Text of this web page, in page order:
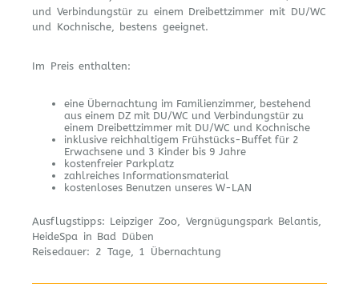
und Verbindungstür zu einem Dreibettzimmer mit DU/WC
und Kochnische, bestens geeignet.
Im Preis enthalten:
eine Übernachtung im Familienzimmer, bestehend
aus einem DZ mit DU/WC und Verbindungstür zu
einem Dreibettzimmer mit DU/WC und Kochnische
inklusive reichhaltigem Frühstücks-Buffet für 2
Erwachsene und 3 Kinder bis 9 Jahre
kostenfreier Parkplatz
zahlreiches Informationsmaterial
kostenloses Benutzen unseres W-LAN
Ausflugstipps: Leipziger Zoo, Vergnügungspark Belantis,
HeideSpa in Bad Düben
Reisedauer: 2 Tage, 1 Übernachtung